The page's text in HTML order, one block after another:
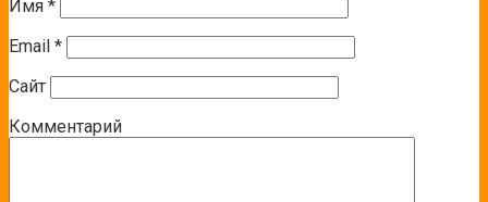
Имя *
Email *
Сайт
Комментарий